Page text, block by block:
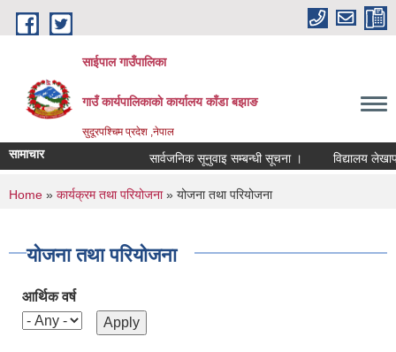
Skip to main content
साईपाल गाउँपालिका
गाउँ कार्यपालिकाकाे कार्यालय काँडा बझाङ
सुदूरपश्चिम प्रदेश ,नेपाल
सामाचार सार्वजनिक सूनुवाइ सम्बन्धी सूचना । विद्यालय
You are here
Home » कार्यक्रम तथा परियोजना» योजना तथा परियोजना
योजना तथा परियोजना
आर्थिक वर्ष